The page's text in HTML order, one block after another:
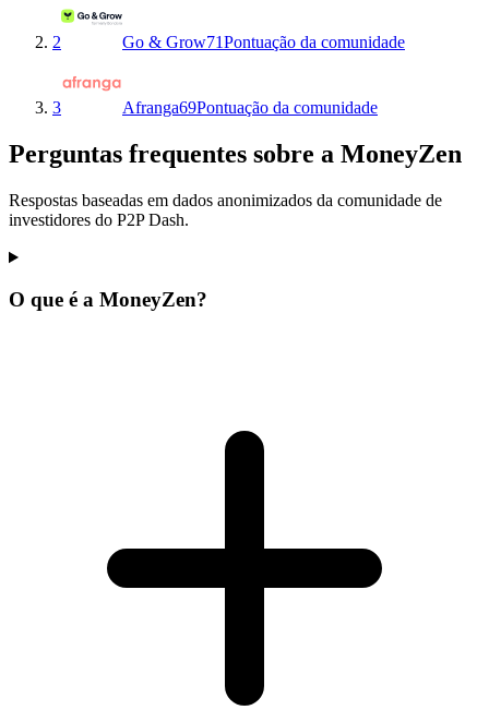
2 Go & Grow71Pontuação da comunidade
3 Afranga69Pontuação da comunidade
Perguntas frequentes sobre a MoneyZen
Respostas baseadas em dados anonimizados da comunidade de
investidores do P2P Dash.
O que é a MoneyZen?